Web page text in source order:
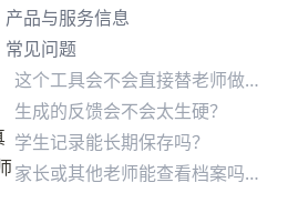
产品与服务信息
常见问题
这个工具会不会直接替老师做判断？
生成的反馈会不会太生硬？
学生记录能长期保存吗？
家长或其他老师能查看档案吗？